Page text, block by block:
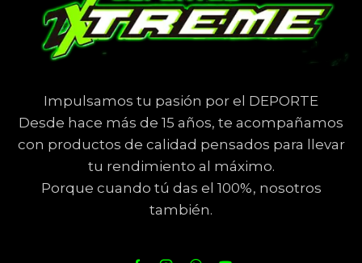
Impulsamos tu pasión por el DEPORTE
Desde hace más de 15 años, te acompañamos
con productos de calidad pensados para llevar
tu rendimiento al máximo.
Porque cuando tú das el 100%, nosotros
también.